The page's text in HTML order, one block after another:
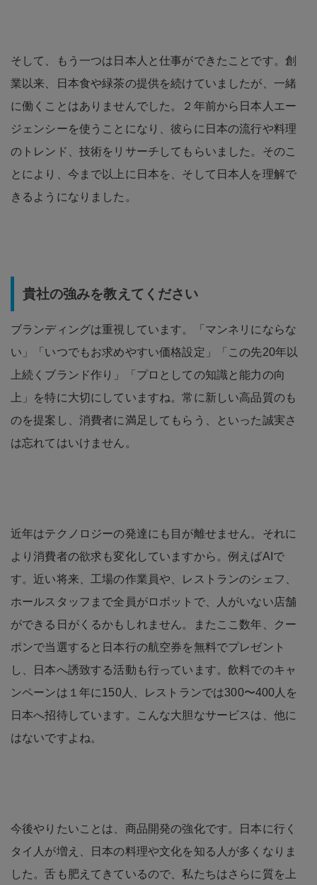
そして、もう一つは日本人と仕事ができたことです。創
業以来、日本食や緑茶の提供を続けていましたが、一緒
に働くことはありませんでした。２年前から日本人エー
ジェンシーを使うことになり、彼らに日本の流行や料理
のトレンド、技術をリサーチしてもらいました。そのこ
とにより、今まで以上に日本を、そして日本人を理解で
きるようになりました。
貴社の強みを教えてください
ブランディングは重視しています。「マンネリにならな
い」「いつでもお求めやすい価格設定」「この先20年以
上続くブランド作り」「プロとしての知識と能力の向
上」を特に大切にしていますね。常に新しい高品質のも
のを提案し、消費者に満足してもらう、といった誠実さ
は忘れてはいけません。
近年はテクノロジーの発達にも目が離せません。それに
より消費者の欲求も変化していますから。例えばAIで
す。近い将来、工場の作業員や、レストランのシェフ、
ホールスタッフまで全員がロボットで、人がいない店舗
ができる日がくるかもしれません。またここ数年、クー
ポンで当選すると日本行の航空券を無料でプレゼント
し、日本へ誘致する活動も行っています。飲料でのキャ
ンペーンは１年に150人、レストランでは300〜400人を
日本へ招待しています。こんな大胆なサービスは、他に
はないですよね。
今後やりたいことは、商品開発の強化です。日本に行く
タイ人が増え、日本の料理や文化を知る人が多くなりま
した。舌も肥えてきているので、私たちはさらに質を上